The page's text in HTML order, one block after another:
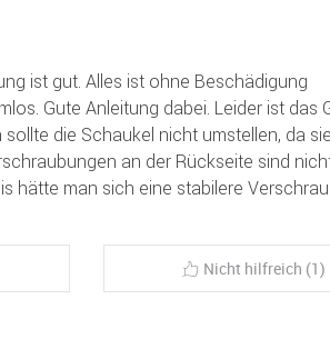
ist gut. Alles ist ohne Beschädigung
Gute Anleitung dabei. Leider ist das
die Schaukel nicht umstellen, da
an der Rückseite sind
hätte man sich eine stabilere
Nicht hilfreich (1)